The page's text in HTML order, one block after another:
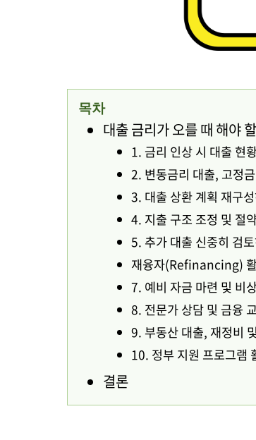
목차
대출 금리가 오를 때 해야
1. 금리 인상 시 대출 현
2. 변동금리 대출, 고정
3. 대출 상환 계획 재구
4. 지출 구조 조정 및 절
5. 추가 대출 신중히 검
재융자(Refinancing)
7. 예비 자금 마련 및 비
8. 전문가 상담 및 금융
9. 부동산 대출, 재정비
10. 정부 지원 프로그램
결론